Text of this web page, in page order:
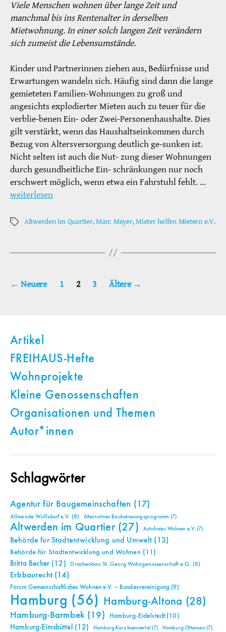
Viele Menschen wohnen über lange Zeit und
manchmal bis ins Rentenalter in derselben
Mietwohnung. In einer solch langen Zeit verändern
sich zumeist die Lebensumstände.
Kinder und Partnerinnen ziehen aus, Bedürfnisse und
Erwartungen wandeln sich. Häufig sind dann die lange
gemieteten Familien-Wohnungen zu groß und
angesichts explodierter Mieten auch zu teuer für die
verblie-benen Ein- oder Zwei-Personenhaushalte. Dies
gilt verstärkt, wenn das Haushaltseinkommen durch
Bezug von Altersversorgung deutlich ge-sunken ist.
Nicht selten ist auch die Nut- zung dieser Wohnungen
durch gesundheitliche Ein- schränkungen nur noch
erschwert möglich, wenn etwa ein Fahrstuhl fehlt. …
weiterlesen
Schlagwörter
Altwerden im Quartier,Marc Meyer,Mieter helfen Mietern e.V.
Seitennummerierung
← Neuere 1 2 3 Ältere →
Artikel
FREIHAUS-Hefte
Wohnprojekte
Kleine Genossenschaften
Organisationen und Themen
Autor*innen
Schlagwörter
Agentur für Baugemeinschaften (17)
Allmende Wulfsdorf e.V. (8) Alternatives Baubetreuungsprogramm (7)
Altwerden im Quartier(27) Autofreies Wohnen e.V. (7)
Behörde für Stadtentwicklung und Umwelt (13)
Behörde für Stadtentwicklung und Wohnen(11)
Britta Becher(12) Drachenbau St. Georg Wohngenossenschaft e.G. (8)
Erbbaurecht(14)
Forum Gemeinschaftliches Wohnen e.V. – Bundesvereinigung (9)
Hamburg (56) Hamburg-Altona (28)
Hamburg-Barmbek(19) Hamburg-Eidelstedt(10)
Hamburg-Eimsbüttel (12) Hamburg-Karolinenviertel (7) Hamburg-Ottensen(7)